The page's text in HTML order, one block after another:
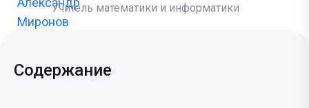
Учитель математики и информатики
Содержание